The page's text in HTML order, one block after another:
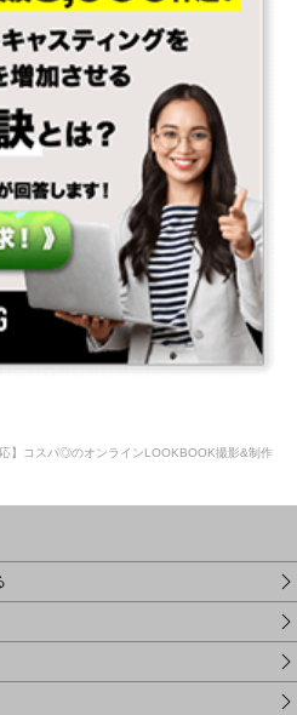
】コスパ◎のオンラインLOOKBOOK撮影&制作